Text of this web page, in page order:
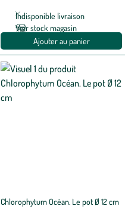
Indisponible livraison
Voir stock magasin
Ajouter au panier
Chlorophytum Océan. Le pot Ø 12 cm